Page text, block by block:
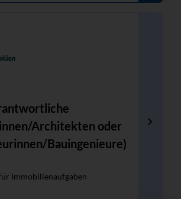
Architekten oder
Bauingenieure)
Immobilienaufgaben